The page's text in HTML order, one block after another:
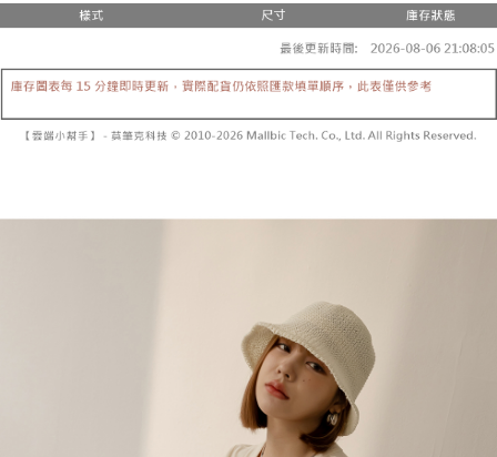
mudah alih anda, memilih bilangan ansuran, dan menetapkan tarikh
akhir pembayaran. Transaksi akan dianggap selesai setelah pembayaran
Had kredit yang diluluskan, tempoh ansuran yang tersedia, dan yuran
pada halaman pengesahan transaksi seterusnya.
Pembayaran ansuran melalui OP Pay Later akan dibilkan secara
berasingan dan tidak termasuk dalam bil telekom anda. SMS peringatan
pembayaran akan dihantar selepas kitaran bil bulanan.
Selepas mengakses bil melalui pautan dalam SMS, anda boleh
menyelesaikan pembayaran anda melalui salah satu saluran berikut: kod
bar kedai serbaneka, kedai runcit Taiwan Mobile, pemindahan bank,
dihantar ke alamat yang ditetapkan.
manakala ahli aplikasi akan menerima pemberitahuan tolak aplikasi
AFTEE.
pembayaran di empat kedai serbaneka utama, ATM atau perbankan
dalam talian dengan SMS pembayaran atau pemberitahuan tolak aplikasi
bagaimanapun, bagi mereka yang telah memuat turun Aplikasi AFTEE
ditambah dengan bilangan hari yang boleh dilanjutkan oleh AFTEE. Anda
boleh melanjutkan tempoh pembayaran anda sebelum anda menerima
pesanan. Walau bagaimanapun, tiada jaminan bahawa anda boleh
menerima pesanan anda semasa tempoh pembayaran (cth.: produk
prapesanan atau produk yang mungkin mengambil masa yang lebih
lama untuk dihantar). Oleh itu, anda dikehendaki membuat pembayaran
kepada AFTEE dalam tempoh sama ada anda menerima pesanan.
全家取貨付款
NT$60/pesanan | Penghantaran percuma untuk pesanan
NT$1,800 atau lebih
付款後全家取貨
已關閉，請勿下單
NT$60/pesanan | Penghantaran percuma untuk pesanan